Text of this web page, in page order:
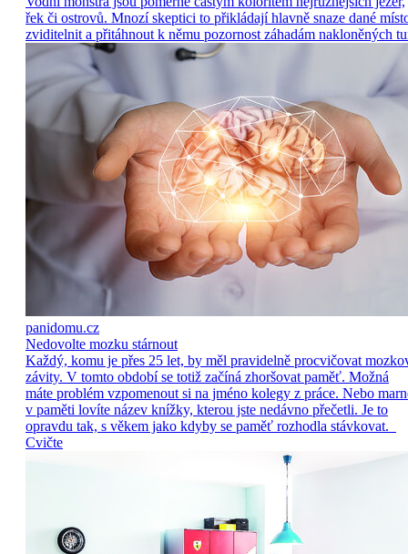
řek či ostrovů. Mnozí skeptici to přikládají hlavně snaze dané
zviditelnit a přitáhnout k němu pozornost záhadám nakloněných
panidomu.cz
Nedovolte mozku stárnout
Každý, komu je přes 25 let, by měl pravidelně procvičovat
závity. V tomto období se totiž začíná zhoršovat paměť. Možná
máte problém vzpomenout si na jméno kolegy z práce. Nebo
v paměti lovíte název knížky, kterou jste nedávno přečetli. Je to
opravdu tak, s věkem jako kdyby se paměť rozhodla stávkovat.
Cvičte